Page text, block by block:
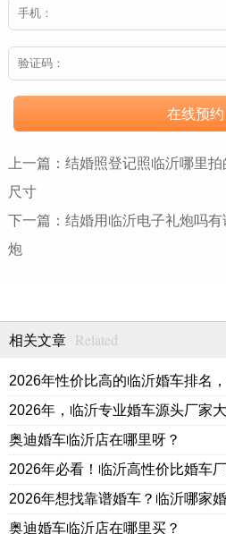
在线预约
上一篇： 结婚照登记照临沂哪里
尺寸
下一篇： 结婚用临沂电子礼炮吗
炮
相关文章 Related
2026年性价比高的临沂婚车排名
2026年，临沂专业婚车源头厂家
奥迪婚车临沂店在哪里呀？
2026年必看！临沂高性价比婚车
2026年想找靠谱婚车？临沂哪家
奥迪婚车临沂店在哪里买？